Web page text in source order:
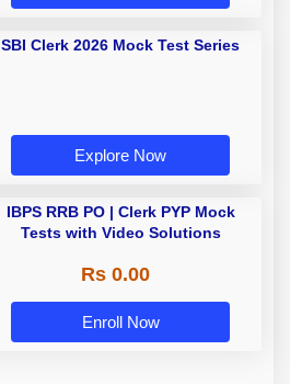
SBI Clerk 2026 Mock Test Series
Explore Now
IBPS RRB PO | Clerk PYP Mock
Tests with Video Solutions
Rs 0.00
Enroll Now